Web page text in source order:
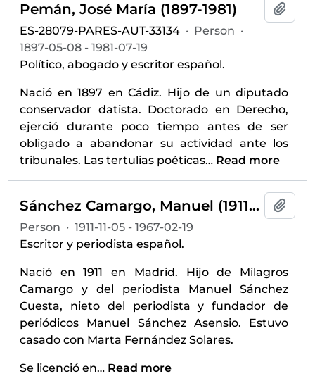
Pemán, José María (1897-1981)
ES-28079-PARES-AUT-33134 · Person ·
1897-05-08 - 1981-07-19
Político, abogado y escritor español.
Nació en 1897 en Cádiz. Hijo de un diputado
conservador datista. Doctorado en Derecho,
ejerció durante poco tiempo antes de ser
obligado a abandonar su actividad ante los
tribunales. Las tertulias poéticas… Read more
Sánchez Camargo, Manuel (1911-1967)
Person · 1911-11-05 - 1967-02-19
Escritor y periodista español.
Nació en 1911 en Madrid. Hijo de Milagros
Camargo y del periodista Manuel Sánchez
Cuesta, nieto del periodista y fundador de
periódicos Manuel Sánchez Asensio. Estuvo
casado con Marta Fernández Solares.
Se licenció en… Read more